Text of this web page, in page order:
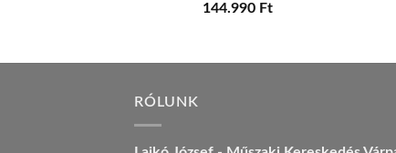
144.990 Ft
RÓLUNK